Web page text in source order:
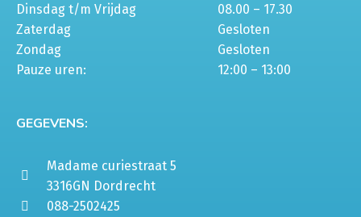
Dinsdag t/m Vrijdag
08.00 – 17.30
Zaterdag
Gesloten
Zondag
Gesloten
Pauze uren:
12:00 – 13:00
GEGEVENS:
Madame curiestraat 5
3316GN Dordrecht
088-2502425